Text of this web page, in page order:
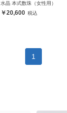
水晶 本式数珠（女性用）
20,600
1